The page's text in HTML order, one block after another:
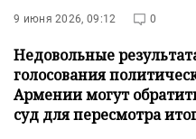
9 июня 2026, 09:12 0
Недовольные
голосования
Армении могут
суд для пересмотра